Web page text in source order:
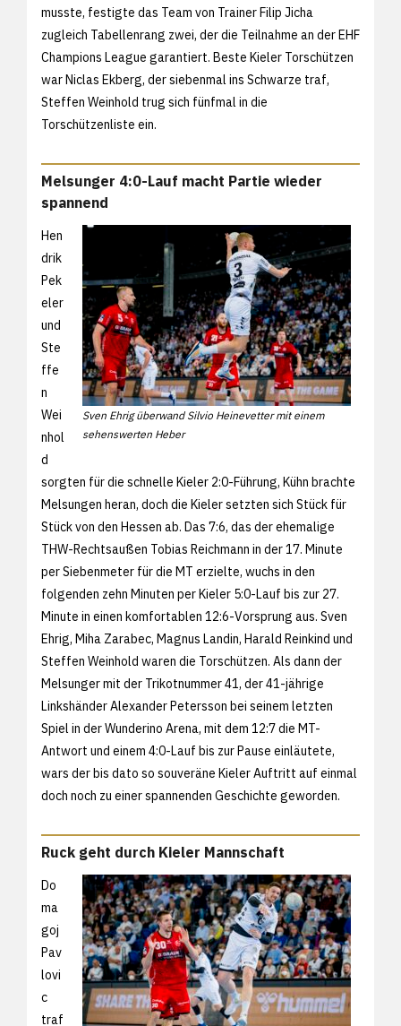
musste, festigte das Team von Trainer Filip Jicha
zugleich Tabellenrang zwei, der die Teilnahme an der EHF
Champions League garantiert. Beste Kieler Torschützen
war Niclas Ekberg, der siebenmal ins Schwarze traf,
Steffen Weinhold trug sich fünfmal in die
Torschützenliste ein.
Melsunger 4:0-Lauf macht Partie wieder
spannend
Sven Ehrig überwand Silvio Heinevetter mit einem
sehenswerten Heber
Hen
drik
Pek
eler
und
Ste
ffe
n
Wei
nhol
d
sorgten für die schnelle Kieler 2:0-Führung, Kühn brachte
Melsungen heran, doch die Kieler setzten sich Stück für
Stück von den Hessen ab. Das 7:6, das der ehemalige
THW-Rechtsaußen Tobias Reichmann in der 17. Minute
per Siebenmeter für die MT erzielte, wuchs in den
folgenden zehn Minuten per Kieler 5:0-Lauf bis zur 27.
Minute in einen komfortablen 12:6-Vorsprung aus. Sven
Ehrig, Miha Zarabec, Magnus Landin, Harald Reinkind und
Steffen Weinhold waren die Torschützen. Als dann der
Melsunger mit der Trikotnummer 41, der 41-jährige
Linkshänder Alexander Petersson bei seinem letzten
Spiel in der Wunderino Arena, mit dem 12:7 die MT-
Antwort und einem 4:0-Lauf bis zur Pause einläutete,
wars der bis dato so souveräne Kieler Auftritt auf einmal
doch noch zu einer spannenden Geschichte geworden.
Ruck geht durch Kieler Mannschaft
Do
ma
goj
Pav
lovi
c
traf